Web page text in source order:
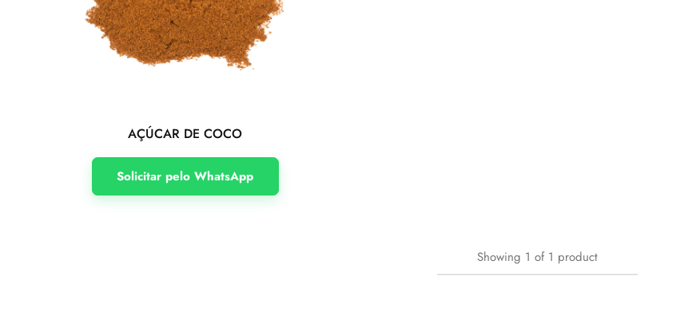
AÇÚCAR DE COCO
Solicitar pelo WhatsApp
Showing 1 of 1 product